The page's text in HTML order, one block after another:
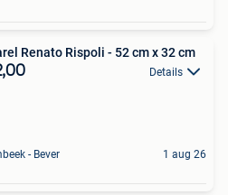
Renato Rispoli - 52 cm x 32 cm
Details
- Bever 1 aug 26